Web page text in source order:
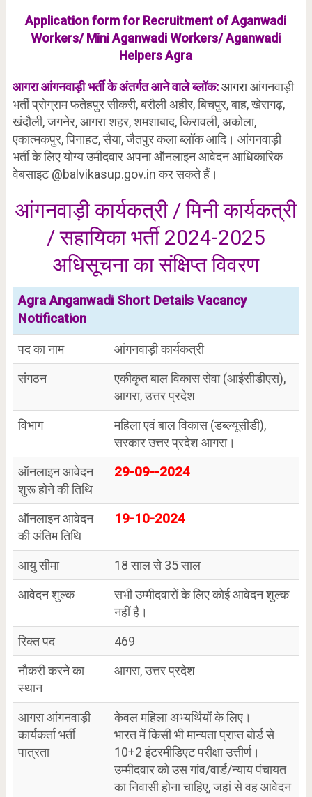
Application form for Recruitment of Aganwadi
Workers/ Mini Aganwadi Workers/ Aganwadi
Helpers Agra
आगरा आंगनवाड़ी भर्ती के अंतर्गत आने वाले ब्लॉक: आगरा आंगनवाड़ी
भर्ती प्रोग्राम फतेहपुर सीकरी, बरौली अहीर, बिचपुर, बाह, खेरागढ़,
खंदौली, जगनेर, आगरा शहर, शमशाबाद, किरावली, अकोला,
एकात्मकपुर, पिनाहट, सैया, जैतपुर कला ब्लॉक आदि। आंगनवाड़ी
भर्ती के लिए योग्य उमीदवार अपना ऑनलाइन आवेदन आधिकारिक
वेबसाइट @balvikasup.gov.in कर सकते हैं।
आंगनवाड़ी कार्यकत्री / मिनी कार्यकत्री
/ सहायिका भर्ती 2024-2025
अधिसूचना का संक्षिप्त विवरण
Agra Anganwadi Short Details Vacancy
Notification
पद का नाम
आंगनवाड़ी कार्यकत्री
संगठन
एकीकृत बाल विकास सेवा (आईसीडीएस),
आगरा, उत्तर प्रदेश
विभाग
महिला एवं बाल विकास (डब्ल्यूसीडी),
सरकार उत्तर प्रदेश आगरा।
ऑनलाइन आवेदन
शुरू होने की तिथि
29-09--2024
ऑनलाइन आवेदन
की अंतिम तिथि
19-10-2024
आयु सीमा
18 साल से 35 साल
आवेदन शुल्क
सभी उम्मीदवारों के लिए कोई आवेदन शुल्क
नहीं है।
रिक्त पद
469
नौकरी करने का
स्थान
आगरा, उत्तर प्रदेश
आगरा आंगनवाड़ी
कार्यकर्ता भर्ती
पात्रता
केवल महिला अभ्यर्थियों के लिए।
भारत में किसी भी मान्यता प्राप्त बोर्ड से
10+2 इंटरमीडिएट परीक्षा उत्तीर्ण।
उम्मीदवार को उस गांव/वार्ड/न्याय पंचायत
का निवासी होना चाहिए, जहां से वह आवेदन